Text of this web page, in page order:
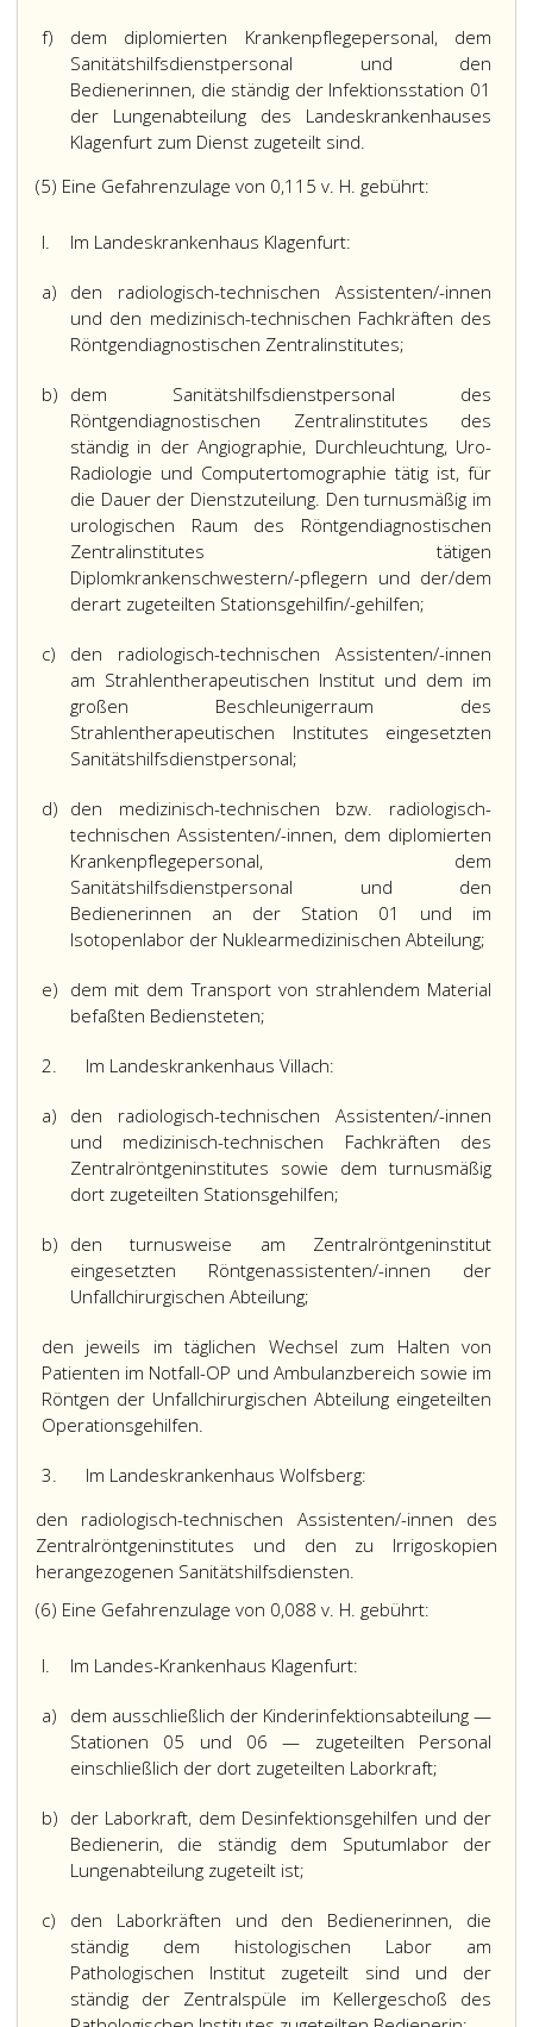
f)
dem diplomierten Krankenpflegepersonal, dem
Sanitätshilfsdienstpersonal und den
Bedienerinnen, die ständig der Infektionsstation 01
der Lungenabteilung des Landeskrankenhauses
Klagenfurt zum Dienst zugeteilt sind.
(5) Eine Gefahrenzulage von 0,115 v. H. gebührt:
l. Im Landeskrankenhaus Klagenfurt:
a)
den radiologisch-technischen Assistenten/-innen
und den medizinisch-technischen Fachkräften des
Röntgendiagnostischen Zentralinstitutes;
b) dem Sanitätshilfsdienstpersonal des
Röntgendiagnostischen Zentralinstitutes des
ständig in der Angiographie, Durchleuchtung, Uro-
Radiologie und Computertomographie tätig ist, für
die Dauer der Dienstzuteilung. Den turnusmäßig im
urologischen Raum des Röntgendiagnostischen
Zentralinstitutes tätigen
Diplomkrankenschwestern/-pflegern und der/dem
derart zugeteilten Stationsgehilfin/-gehilfen;
c)
den radiologisch-technischen Assistenten/-innen
am Strahlentherapeutischen Institut und dem im
großen Beschleunigerraum des
Strahlentherapeutischen Institutes eingesetzten
Sanitätshilfsdienstpersonal;
d) den medizinisch-technischen bzw. radiologisch-
technischen Assistenten/-innen, dem diplomierten
Krankenpflegepersonal, dem
Sanitätshilfsdienstpersonal und den
Bedienerinnen an der Station 01 und im
Isotopenlabor der Nuklearmedizinischen Abteilung;
e) dem mit dem Transport von strahlendem Material
befaßten Bediensteten;
2. Im Landeskrankenhaus Villach:
a)
den radiologisch-technischen Assistenten/-innen
und medizinisch-technischen Fachkräften des
Zentralröntgeninstitutes sowie dem turnusmäßig
dort zugeteilten Stationsgehilfen;
b) den turnusweise am Zentralröntgeninstitut
eingesetzten Röntgenassistenten/-innen der
Unfallchirurgischen Abteilung;
den jeweils im täglichen Wechsel zum Halten von
Patienten im Notfall-OP und Ambulanzbereich sowie im
Röntgen der Unfallchirurgischen Abteilung eingeteilten
Operationsgehilfen.
3.
Im Landeskrankenhaus Wolfsberg:
den radiologisch-technischen Assistenten/-innen des
Zentralröntgeninstitutes und den zu Irrigoskopien
herangezogenen Sanitätshilfsdiensten.
(6) Eine Gefahrenzulage von 0,088 v. H. gebührt:
l. Im Landes-Krankenhaus Klagenfurt:
a)
dem ausschließlich der Kinderinfektionsabteilung —
Stationen 05 und 06 — zugeteilten Personal
einschließlich der dort zugeteilten Laborkraft;
b) der Laborkraft, dem Desinfektionsgehilfen und der
Bedienerin, die ständig dem Sputumlabor der
Lungenabteilung zugeteilt ist;
c)
den Laborkräften und den Bedienerinnen, die
ständig dem histologischen Labor am
Pathologischen Institut zugeteilt sind und der
ständig der Zentralspüle im Kellergeschoß des